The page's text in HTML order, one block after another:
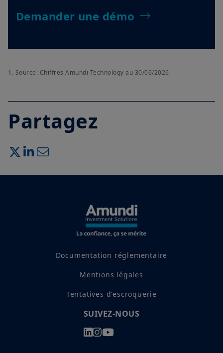
Demander une démo
1. Source: Chiffres Amundi Technology au 30/06/2026
Partagez
Documentation réglementaire
Mentions légales
Tentatives d'escroquerie
SUIVEZ-NOUS